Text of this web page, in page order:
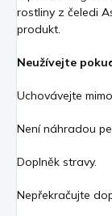
rostliny z čeledi
produkt.
Neužívejte
Uchovávejte
Není náhradou
Doplněk stravy.
Nepřekračujte